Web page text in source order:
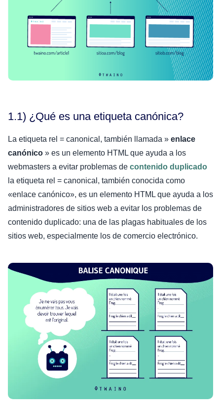
1.1) ¿Qué es una etiqueta canónica?
La etiqueta rel = canonical, también llamada » enlace
canónico » es un elemento HTML que ayuda a los
webmasters a evitar problemas de contenido duplicado
la etiqueta rel = canonical, también conocida como
«enlace canónico», es un elemento HTML que ayuda a los
administradores de sitios web a evitar los problemas de
contenido duplicado: una de las plagas habituales de los
sitios web, especialmente los de comercio electrónico.